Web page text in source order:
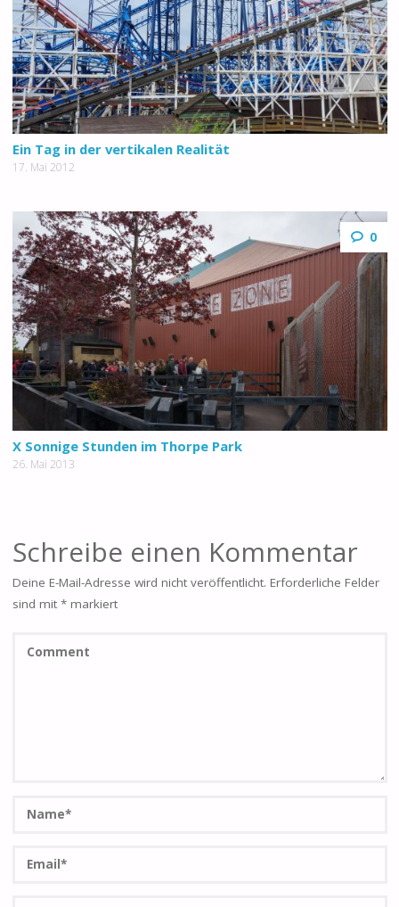
Ein Tag in der vertikalen Realität
17. Mai 2012
0
X Sonnige Stunden im Thorpe Park
26. Mai 2013
Schreibe einen Kommentar
Deine E-Mail-Adresse wird nicht veröffentlicht. Erforderliche Felder
sind mit *markiert